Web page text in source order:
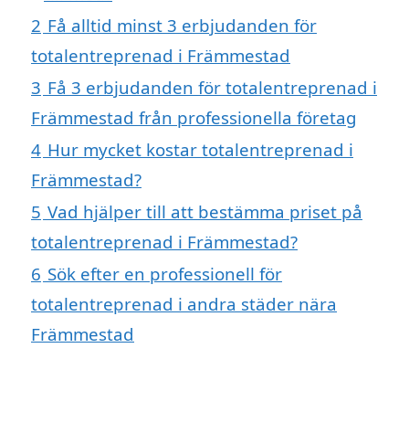
2 Få alltid minst 3 erbjudanden för
totalentreprenad i Främmestad
3 Få 3 erbjudanden för totalentreprenad i
Främmestad från professionella företag
4 Hur mycket kostar totalentreprenad i
Främmestad?
5 Vad hjälper till att bestämma priset på
totalentreprenad i Främmestad?
6 Sök efter en professionell för
totalentreprenad i andra städer nära
Främmestad